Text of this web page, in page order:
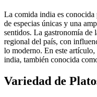
La comida india es conocida
de especias únicas y una
sentidos. La gastronomía
regional del país, con
lo moderno. En este
india, también conocida
Variedad de